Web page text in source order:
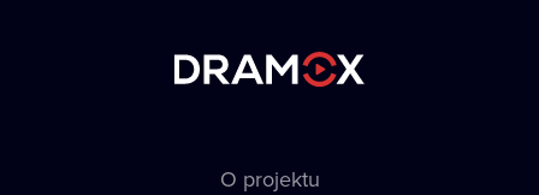
O projektu